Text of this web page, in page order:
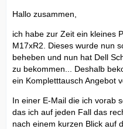
Hallo zusammen,
ich habe zur Zeit ein kleines
M17xR2. Dieses wurde nun
beheben und nun hat Dell
zu bekommen... Deshalb
ein Kompletttausch Angebot
In einer E-Mail die ich vorab
das ich auf jeden Fall das
nach einem kurzen Blick auf